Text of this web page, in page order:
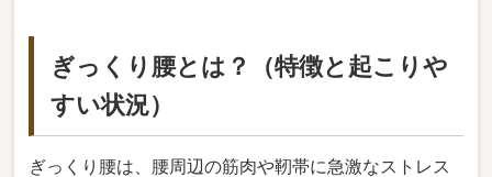
ぎっくり腰とは？（特徴と起こりや
すい状況）
ぎっくり腰は、腰周辺の筋肉や靭帯に急激なストレス